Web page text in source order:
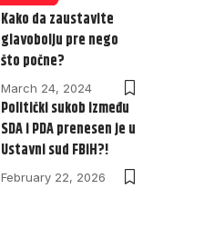
Kako da zaustavite
glavobolju pre nego
što počne?
March 24, 2024
Politički sukob između
SDA i PDA prenesen je u
Ustavni sud FBiH?!
February 22, 2026